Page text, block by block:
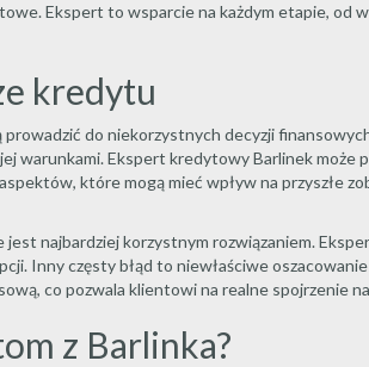
Ekspert to wsparcie na każdym etapie, od
kredytu
do niekorzystnych decyzji
warunkami. Ekspert kredytowy Barlinek
które mogą mieć wpływ na przyszłe
najbardziej korzystnym rozwiązaniem.
Inny częsty błąd to niewłaściwe
co pozwala klientowi na realne spojrzenie
z Barlinka?